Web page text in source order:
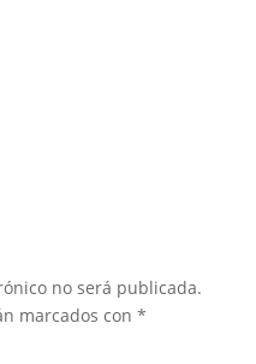
no será publicada.
marcados con *